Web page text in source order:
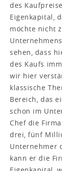
des
Eigenkapital,
möchte nicht
sehen, dass
des Kaufs
wir hier
klassische
Bereich, das
schon im
Chef die
drei, fünf
Unternehmer
kann er die